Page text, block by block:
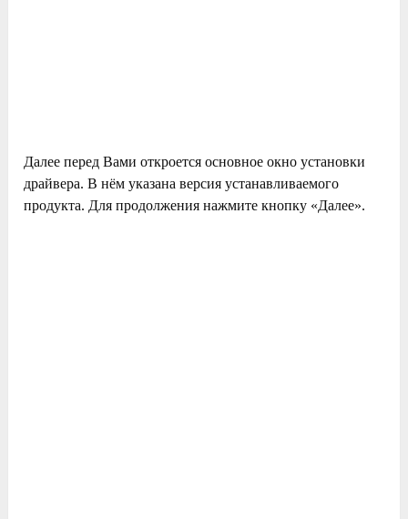
Далее перед Вами откроется основное окно установки
драйвера. В нём указана версия устанавливаемого
продукта. Для продолжения нажмите кнопку «Далее».